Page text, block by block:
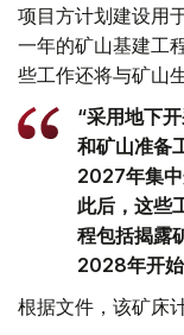
项目方计划建设用
一年的矿山基建工
些工作还将与矿山
“采用地下
和矿山准备
2027年集中
此后，这些
程包括揭露
2028年开始
根据文件，该矿床